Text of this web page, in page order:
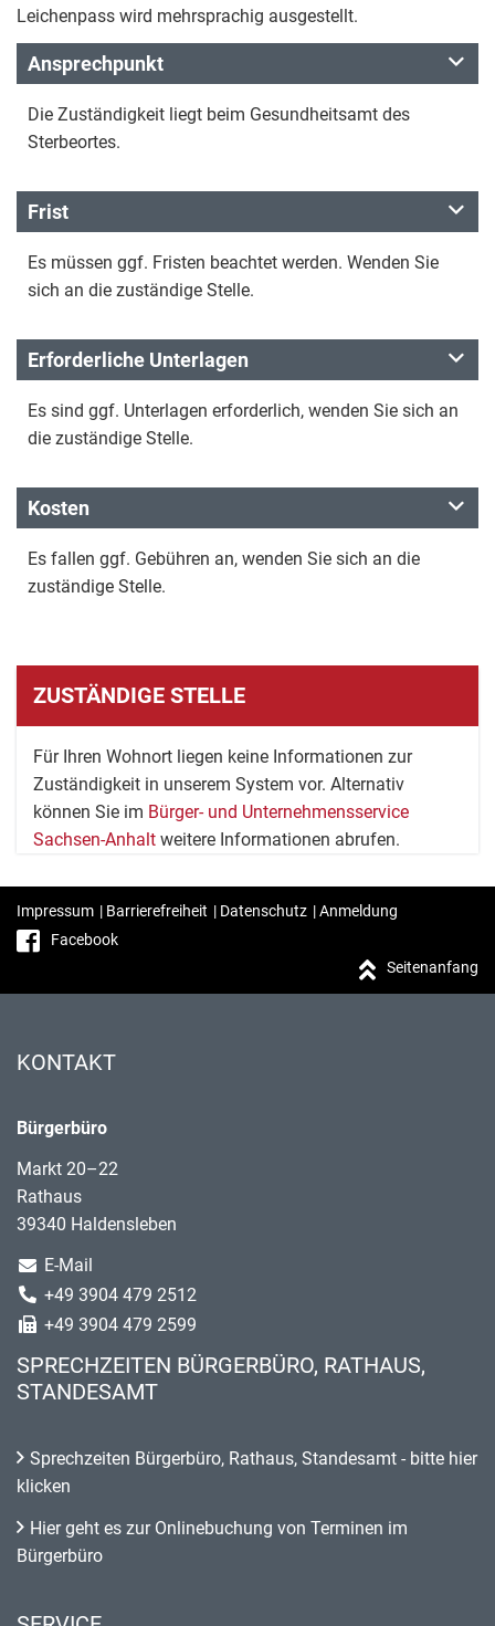
Leichenpass wird mehrsprachig ausgestellt.
Ansprechpunkt
Die Zuständigkeit liegt beim Gesundheitsamt des
Sterbeortes.
Frist
Es müssen ggf. Fristen beachtet werden. Wenden Sie
sich an die zuständige Stelle.
Erforderliche Unterlagen
Es sind ggf. Unterlagen erforderlich, wenden Sie sich an
die zuständige Stelle.
Kosten
Es fallen ggf. Gebühren an, wenden Sie sich an die
zuständige Stelle.
ZUSTÄNDIGE STELLE
Für Ihren Wohnort liegen keine Informationen zur
Zuständigkeit in unserem System vor. Alternativ
können Sie im Bürger- und Unternehmensservice
Sachsen-Anhalt weitere Informationen abrufen.
Impressum | Barrierefreiheit | Datenschutz |Anmeldung
Facebook
Seitenanfang
KONTAKT
Bürgerbüro
Markt 20–22
Rathaus
39340 Haldensleben
E-Mail
+49 3904 479 2512
+49 3904 479 2599
SPRECHZEITEN BÜRGERBÜRO, RATHAUS,
STANDESAMT
Sprechzeiten Bürgerbüro, Rathaus, Standesamt - bitte hier
klicken
Hier geht es zur Onlinebuchung von Terminen im
Bürgerbüro